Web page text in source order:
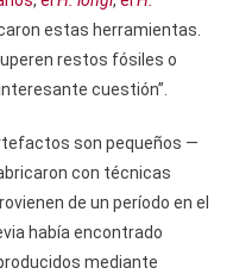
estas herramientas.
restos fósiles o
cuestión”.
son pequeños —
con técnicas
de un período en el
había encontrado
mediante